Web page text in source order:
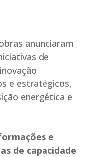
anunciaram
de
e estratégicos,
energética e
e
de capacidade